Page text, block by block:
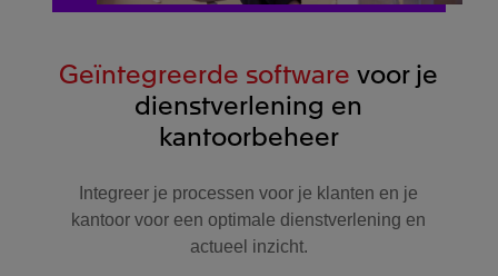
Geïntegreerde software voor je
dienstverlening en
kantoorbeheer
Integreer je processen voor je klanten en je
kantoor voor een optimale dienstverlening en
actueel inzicht.